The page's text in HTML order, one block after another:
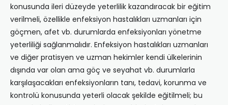
konusunda ileri düzeyde yeterlilik kazandıracak bir eğitim
verilmeli, özellikle enfeksiyon hastalıkları uzmanları için
göçmen, afet vb. durumlarda enfeksiyonları yönetme
yeterliliği sağlanmalıdır. Enfeksiyon hastalıkları uzmanları
ve diğer pratisyen ve uzman hekimler kendi ülkelerinin
dışında var olan ama göç ve seyahat vb. durumlarla
karşılaşacakları enfeksiyonların tanı, tedavi, korunma ve
kontrolü konusunda yeterli olacak şekilde eğitilmeli; bu